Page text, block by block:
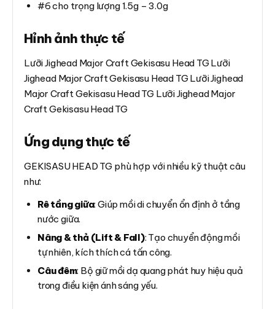
#6 cho trọng lượng 1.5g – 3.0g
Hỉnh ảnh thực tế
Lưỡi Jighead Major Craft Gekisasu Head TG Lưỡi
Jighead Major Craft Gekisasu Head TG Lưỡi Jighead
Major Craft Gekisasu Head TG Lưỡi Jighead Major
Craft Gekisasu Head TG
Ứng dụng thực tế
GEKISASU HEAD TG phù hợp với nhiều kỹ thuật câu
như:
Rê tầng giữa: Giúp mồi di chuyển ổn định ở tầng
nước giữa.
Nâng & thả (Lift & Fall): Tạo chuyển động mồi
tự nhiên, kích thích cá tấn công.
Câu đêm: Bộ giữ mồi dạ quang phát huy hiệu quả
trong điều kiện ánh sáng yếu.